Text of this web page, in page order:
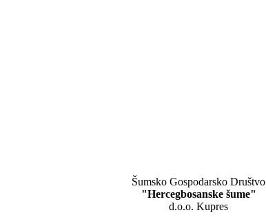
Šumsko Gospodarsko Društvo
"Hercegbosanske šume"
d.o.o. Kupres